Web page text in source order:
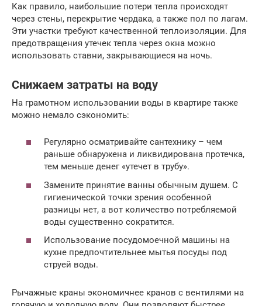
Как правило, наибольшие потери тепла происходят
через стены, перекрытие чердака, а также пол по лагам.
Эти участки требуют качественной теплоизоляции. Для
предотвращения утечек тепла через окна можно
использовать ставни, закрывающиеся на ночь.
Снижаем затраты на воду
На грамотном использовании воды в квартире также
можно немало сэкономить:
Регулярно осматривайте сантехнику – чем
раньше обнаружена и ликвидирована протечка,
тем меньше денег «утечет в трубу».
Замените принятие ванны обычным душем. С
гигиенической точки зрения особенной
разницы нет, а вот количество потребляемой
воды существенно сократится.
Использование посудомоечной машины на
кухне предпочтительнее мытья посуды под
струей воды.
Рычажные краны экономичнее кранов с вентилями на